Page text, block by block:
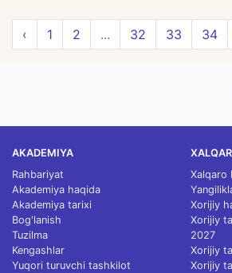
‹ 1 2 ... 32 33 34
AKADEMIYA
Rahbariyat
Akademiya haqida
Akademiya tarixi
Bog'lanish
Tuzilma
Kengashlar
Yuqori turuvchi tashkilot
Xalqaro
Xorijiy
Xorijiy
2027
Xorijiy
Xorijiy